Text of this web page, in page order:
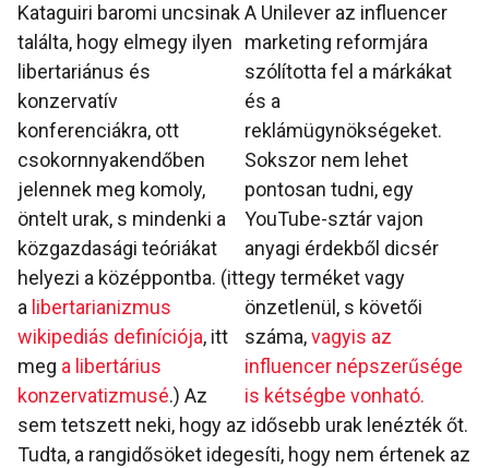
A Unilever az influencer
marketing reformjára
szólította fel a márkákat
és a
reklámügynökségeket.
Sokszor nem lehet
pontosan tudni, egy
YouTube-sztár vajon
anyagi érdekből dicsér
egy terméket vagy
önzetlenül, s követői
száma,vagyis az
influencer népszerűsége
is kétségbe vonható.
Kataguiri baromi uncsinak
találta, hogy elmegy ilyen
libertariánus és
konzervatív
konferenciákra, ott
csokornnyakendőben
jelennek meg komoly,
öntelt urak, s mindenki a
közgazdasági teóriákat
helyezi a középpontba. (itt
a libertarianizmus
wikipediás definíciója, itt
meg a libertárius
konzervatizmusé.) Az
sem tetszett neki, hogy az idősebb urak lenézték őt.
Tudta, a rangidősöket idegesíti, hogy nem értenek az